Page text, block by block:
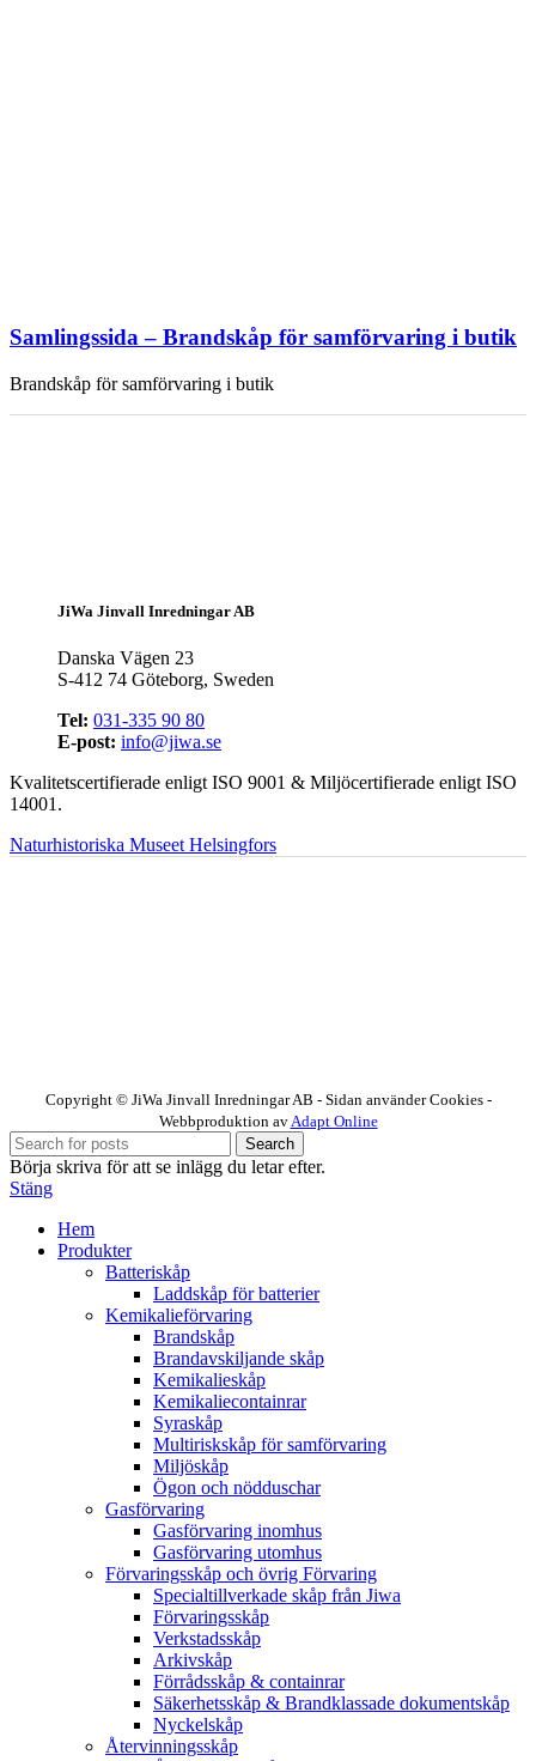
Samlingssida – Brandskåp för samförvaring i butik
Brandskåp för samförvaring i butik
JiWa Jinvall Inredningar AB
Danska Vägen 23
S-412 74 Göteborg, Sweden
Tel: 031-335 90 80
E-post: info@jiwa.se
Kvalitetscertifierade enligt ISO 9001 & Miljöcertifierade enligt ISO
14001.
Naturhistoriska Museet Helsingfors
Copyright © JiWa Jinvall Inredningar AB - Sidan använder Cookies -
Webbproduktion avAdapt Online
Search
Börja skriva för att se inlägg du letar efter.
Stäng
Hem
Produkter
Batteriskåp
Laddskåp för batterier
Kemikalieförvaring
Brandskåp
Brandavskiljande skåp
Kemikalieskåp
Kemikaliecontainrar
Syraskåp
Multiriskskåp för samförvaring
Miljöskåp
Ögon och nödduschar
Gasförvaring
Gasförvaring inomhus
Gasförvaring utomhus
Förvaringsskåp och övrig Förvaring
Specialtillverkade skåp från Jiwa
Förvaringsskåp
Verkstadsskåp
Arkivskåp
Förrådsskåp & containrar
Säkerhetsskåp & Brandklassade dokumentskåp
Nyckelskåp
Återvinningsskåp